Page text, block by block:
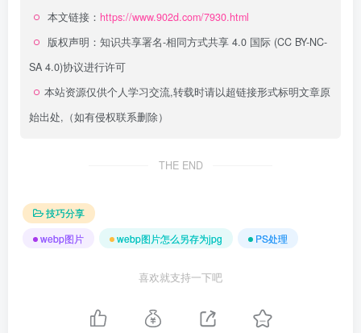
本文链接： https://www.902d.com/7930.html
版权声明： 知识共享署名-相同方式共享 4.0 国际 (CC BY-NC-
SA 4.0)协议进行许可
本站资源仅供个人学习交流,转载时请以超链接形式标明文章原
始出处,（如有侵权联系删除）
THE END
技巧分享
webp图片
webp图片怎么另存为jpg PS处理
喜欢就支持一下吧